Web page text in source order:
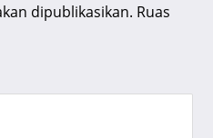
dipublikasikan. Ruas